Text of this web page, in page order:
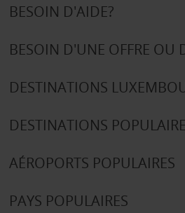
BESOIN D'AIDE?
BESOIN D'UNE OFFRE OU
DESTINATIONS
DESTINATIONS
AÉROPORTS POPULAIRES
PAYS POPULAIRES